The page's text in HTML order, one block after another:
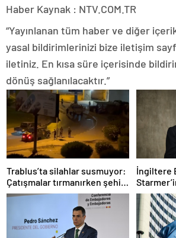
Haber Kaynak : NTV.COM.TR
“Yayınlanan tüm haber ve diğer
yasal bildirimlerinizi bize iletişim
iletiniz. En kısa süre içerisinde
dönüş sağlanılacaktır.”
Trablus’ta silahlar susmuyor:
Çatışmalar tırmanırken şehir
alarmda
İngiltere
çıktı